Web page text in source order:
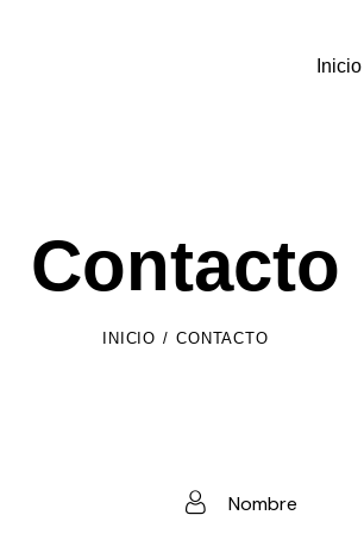
Inicio
Contacto
INICIO CONTACTO